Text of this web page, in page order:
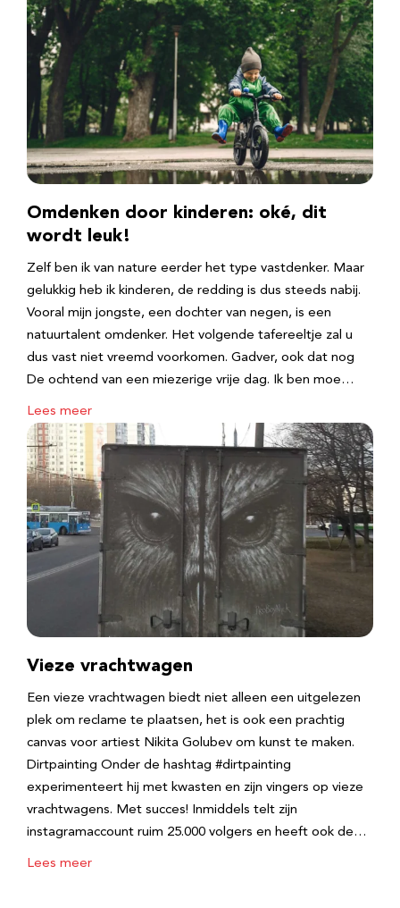
Omdenken door kinderen: oké, dit
wordt leuk!
Zelf ben ik van nature eerder het type vastdenker. Maar
gelukkig heb ik kinderen, de redding is dus steeds nabij.
Vooral mijn jongste, een dochter van negen, is een
natuurtalent omdenker. Het volgende tafereeltje zal u
dus vast niet vreemd voorkomen. Gadver, ook dat nog
De ochtend van een miezerige vrije dag. Ik ben moe…
Lees meer
Vieze vrachtwagen
Een vieze vrachtwagen biedt niet alleen een uitgelezen
plek om reclame te plaatsen, het is ook een prachtig
canvas voor artiest Nikita Golubev om kunst te maken.
Dirtpainting Onder de hashtag #dirtpainting
experimenteert hij met kwasten en zijn vingers op vieze
vrachtwagens. Met succes! Inmiddels telt zijn
instagramaccount ruim 25.000 volgers en heeft ook de…
Lees meer